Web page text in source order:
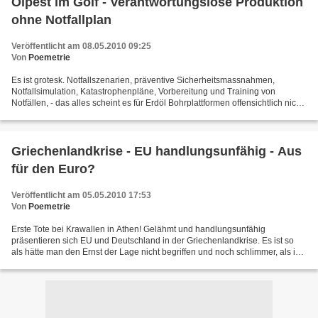
ohne Notfallplan
Veröffentlicht am 08.05.2010 09:25
Von Poemetrie
Es ist grotesk. Notfallszenarien, präventive Sicherheitsmassnahmen,
Notfallsimulation, Katastrophenpläne, Vorbereitung und Training von
Notfällen, - das alles scheint es für Erdöl Bohrplattformen offensichtlich nicht
Griechenlandkrise - EU handlungsunfähig - Aus
für den Euro?
Veröffentlicht am 05.05.2010 17:53
Von Poemetrie
Erste Tote bei Krawallen in Athen! Gelähmt und handlungsunfähig
präsentieren sich EU und Deutschland in der Griechenlandkrise. Es ist so
als hätte man den Ernst der Lage nicht begriffen und noch schlimmer, als ich